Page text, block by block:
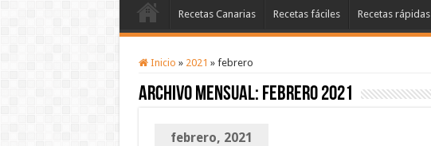
Recetas Canarias Recetas fáciles Recetas rápidas
Inicio » 2021 » febrero
Archivo mensual: febrero 2021
febrero, 2021